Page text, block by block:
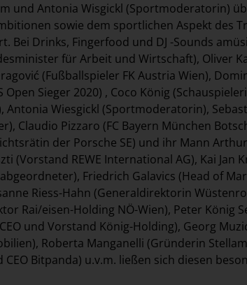
und Antonia Wisgickl (Sportmoderatorin)
sowie dem sportlichen Aspekt des
Bei Drinks, Fingerfood und DJ -Sounds
für Arbeit und Wirtschaft), Oliver
(Fußballspieler FK Austria Wien),
Open Sieger 2020) , Coco König
Antonia Wiesgickl (Sportmoderatorin),
Claudio Pizzaro (FC Bayern München
der Porsche SE) und ihr Mann
(Vorstand REWE International AG), Kai Jan
Friedrich Galavics (Head of
Riess-Hahn (Generaldirektorin
Rai/eisen-Holding NÖ-Wien), Peter König
und Vorstand König-Holding), Georg
Roberta Manganelli (Gründerin
CEO Bitpanda) u.v.m. ließen sich diesen